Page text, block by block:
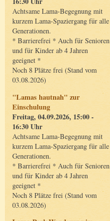
Achtsame Lama-Begegnung mit
kurzem Lama-Spaziergang für alle
Generationen.
* Barrierefrei * Auch für Senioren
und für Kinder ab 4 Jahren
geeignet *
Noch 8 Plätze frei (Stand vom
03.08.2026)
"Lamas hautnah" zur
Einschulung
Freitag, 04.09.2026, 15:00 -
16:30 Uhr
Achtsame Lama-Begegnung mit
kurzem Lama-Spaziergang für alle
Generationen.
* Barrierefrei * Auch für Senioren
und für Kinder ab 4 Jahren
geeignet *
Noch 8 Plätze frei (Stand vom
03.08.2026)